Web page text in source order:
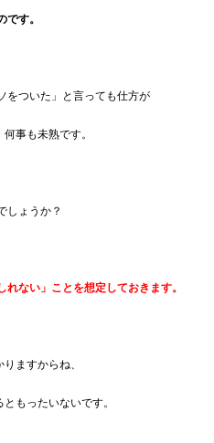
す。
をついた」と言っても仕方が
事も未熟です。
しょうか？
ない」ことを想定しておきます。
ますからね、
もったいないです。